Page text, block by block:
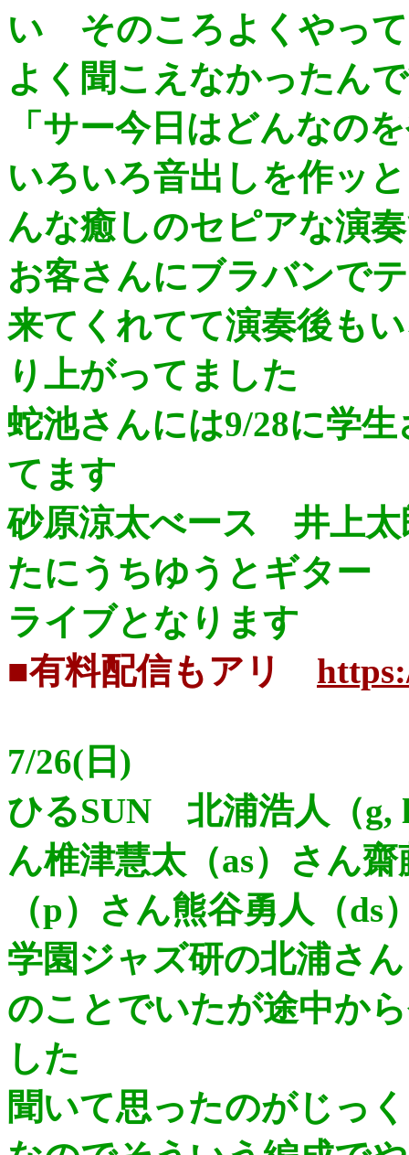
い そのころよくやっ
よく聞こえなかったん
「サー今日はどんなの
いろいろ音出しを作ッ
んな癒しのセピアな演
お客さんにブラバンで
来てくれてて演奏後も
り上がってました
蛇池さんには9/28に学
てます
砂原涼太べース 井上
たにうちゆうとギター
ライブとなります
■有料配信もアリ
7/26(日)
ひるSUN 北浦浩人（g,
ん椎津慧太（as）さん
（p）さん熊谷勇人（ds
学園ジャズ研の北浦さ
のことでいたが途中か
した
聞いて思ったのがじっ